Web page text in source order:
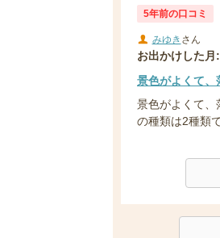
5年前の口コミ
みゆき さん
お出かけした月:
景色がよくて、
景色がよくて
の種類は2種類